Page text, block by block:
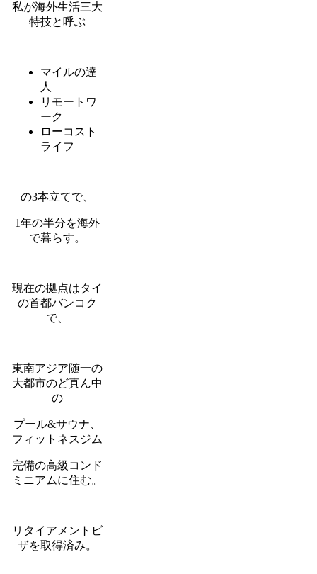
私が海外生活三大
特技と呼ぶ
マイルの達
人
リモートワ
ーク
ローコスト
ライフ
の3本立てで、
1年の半分を海外
で暮らす。
現在の拠点はタイ
の首都バンコク
で、
東南アジア随一の
大都市のど真ん中
の
プール&サウナ、
フィットネスジム
完備の高級コンド
ミニアムに住む。
リタイアメントビ
ザを取得済み。